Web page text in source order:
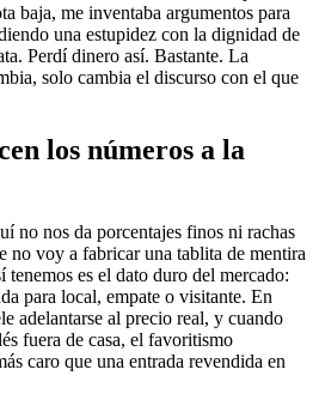
baja, me inventaba argumentos para
una estupidez con la dignidad de
Perdí dinero así. Bastante. La
solo cambia el discurso con el que
los números a la
no nos da porcentajes finos ni rachas
no voy a fabricar una tablita de mentira
tenemos es el dato duro del mercado:
para local, empate o visitante. En
adelantarse al precio real, y cuando
fuera de casa, el favoritismo
caro que una entrada revendida en